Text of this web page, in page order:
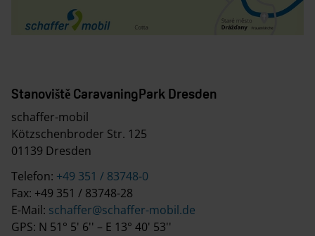
Stanoviště CaravaningPark Dresden
schaffer-mobil
Kötzschenbroder Str. 125
01139 Dresden
Telefon: +49 351 / 83748-0
Fax: +49 351 / 83748-28
E-Mail: schaffer@schaffer-mobil.de
GPS: N 51° 5' 6'' – E 13° 40' 53''